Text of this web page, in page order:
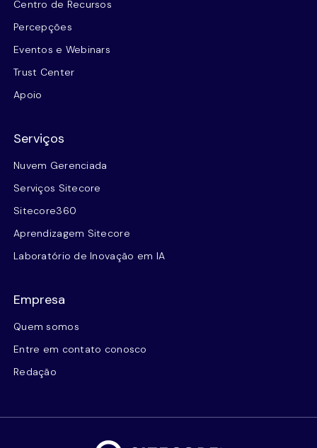
Centro de Recursos
Percepções
Eventos e Webinars
Trust Center
Apoio
Serviços
Nuvem Gerenciada
Serviços Sitecore
Sitecore360
Aprendizagem Sitecore
Laboratório de Inovação em IA
Empresa
Quem somos
Entre em contato conosco
Redação